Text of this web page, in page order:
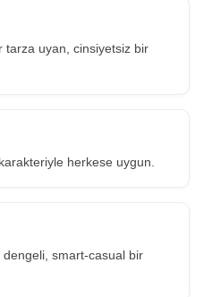
tarza uyan, cinsiyetsiz bir
herkese uygun.
dengeli, smart-casual bir